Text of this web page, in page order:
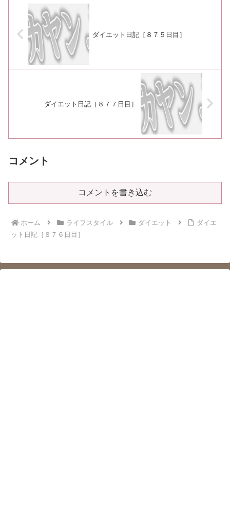
ダイエット日記［８７５日目］
ダイエット日記［８７７日目］
コメント
コメントを書き込む
ホーム ライフスタイル ダイエット
ダイエ
ット日記［８７６日目］